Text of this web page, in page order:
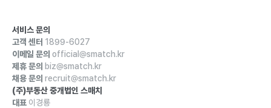
서비스 문의
고객 센터 1899-6027
이메일 문의 official@smatch.kr
제휴 문의 biz@smatch.kr
채용 문의 recruit@smatch.kr
(주)부동산 중개법인 스매치
대표 이경룡